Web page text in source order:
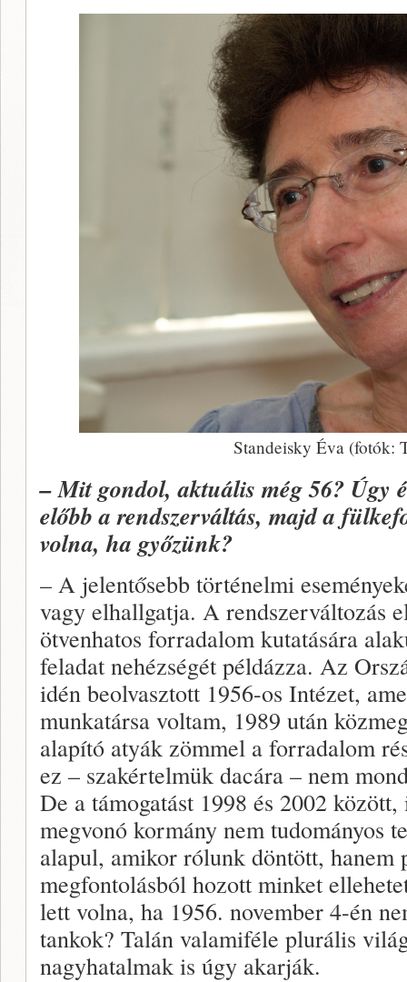
Standeisky Éva (fotók:
– Mit gondol, aktuális még 56? Úgy
előbb a rendszerváltás, majd a
volna, ha győzünk?
– A jelentősebb történelmi
vagy elhallgatja. A rendszerváltozás
ötvenhatos forradalom kutatására
feladat nehézségét példázza. Az
idén beolvasztott 1956-os Intézet,
munkatársa voltam, 1989 után
alapító atyák zömmel a forradalom
ez – szakértelmük dacára – nem
De a támogatást 1998 és 2002
megvonó kormány nem tudományos
alapul, amikor rólunk döntött,
megfontolásból hozott minket
lett volna, ha 1956. november 4-én
tankok? Talán valamiféle plurális
nagyhatalmak is úgy akarják.